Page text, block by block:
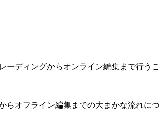
ーディングからオンライン編集まで行うこ
らオフライン編集までの大まかな流れにつ